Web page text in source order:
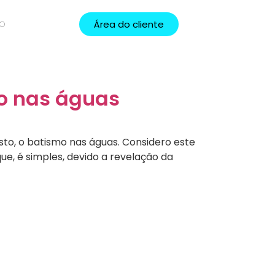
Área do cliente
nas águas
o batismo nas águas. Considero este
é simples, devido a revelação da